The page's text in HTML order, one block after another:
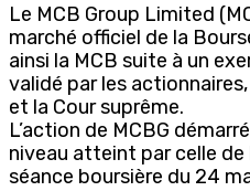
Le MCB Group Limited
marché officiel de la
ainsi la MCB suite à un
validé par les
et la Cour suprême.
L’action de MCBG
niveau atteint par celle de
séance boursière du 24